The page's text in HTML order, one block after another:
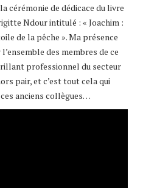
cérémonie de dédicace du livre
Ndour intitulé : « Joachim :
de la pêche ». Ma présence
des membres de ce
professionnel du secteur
pair, et c’est tout cela qui
anciens collègues…